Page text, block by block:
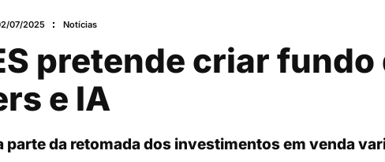
07/2025 Notícias
pretende criar fundo
e IA
da retomada dos investimentos em venda